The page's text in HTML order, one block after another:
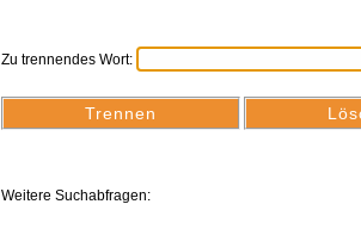
Zu trennendes Wort:
Weitere Suchabfragen: